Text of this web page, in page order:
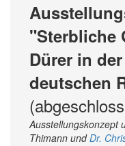
"Sterbliche
Dürer in
deutschen
Ausstellungskonzept
Thimann undDr.